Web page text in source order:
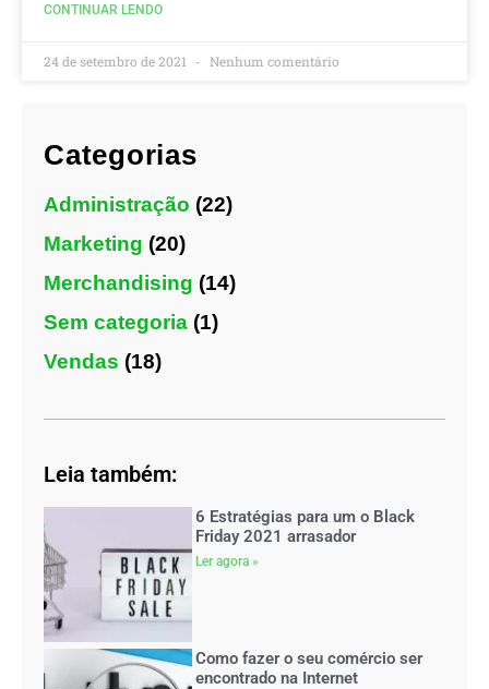
CONTINUAR LENDO
24 de setembro de 2021 Nenhum comentário
Categorias
Administração (22)
Marketing (20)
Merchandising (14)
Sem categoria (1)
Vendas (18)
Leia também:
6 Estratégias para um o Black
Friday 2021 arrasador
Ler agora »
Como fazer o seu comércio ser
encontrado na Internet